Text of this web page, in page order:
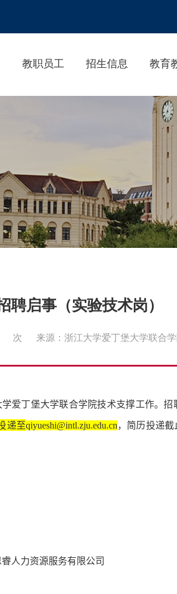
教职员工 招生信息 教育
聘启事（实验技术岗）
次 来源：浙江大学爱丁堡大学联合
爱丁堡大学联合学院技术支撑工作。招
递至qiyueshi@intl.zju.edu.cn，简历投递
人力资源服务有限公司